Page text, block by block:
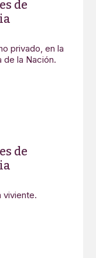
de
privado, en la
de la Nación.
de
viviente.